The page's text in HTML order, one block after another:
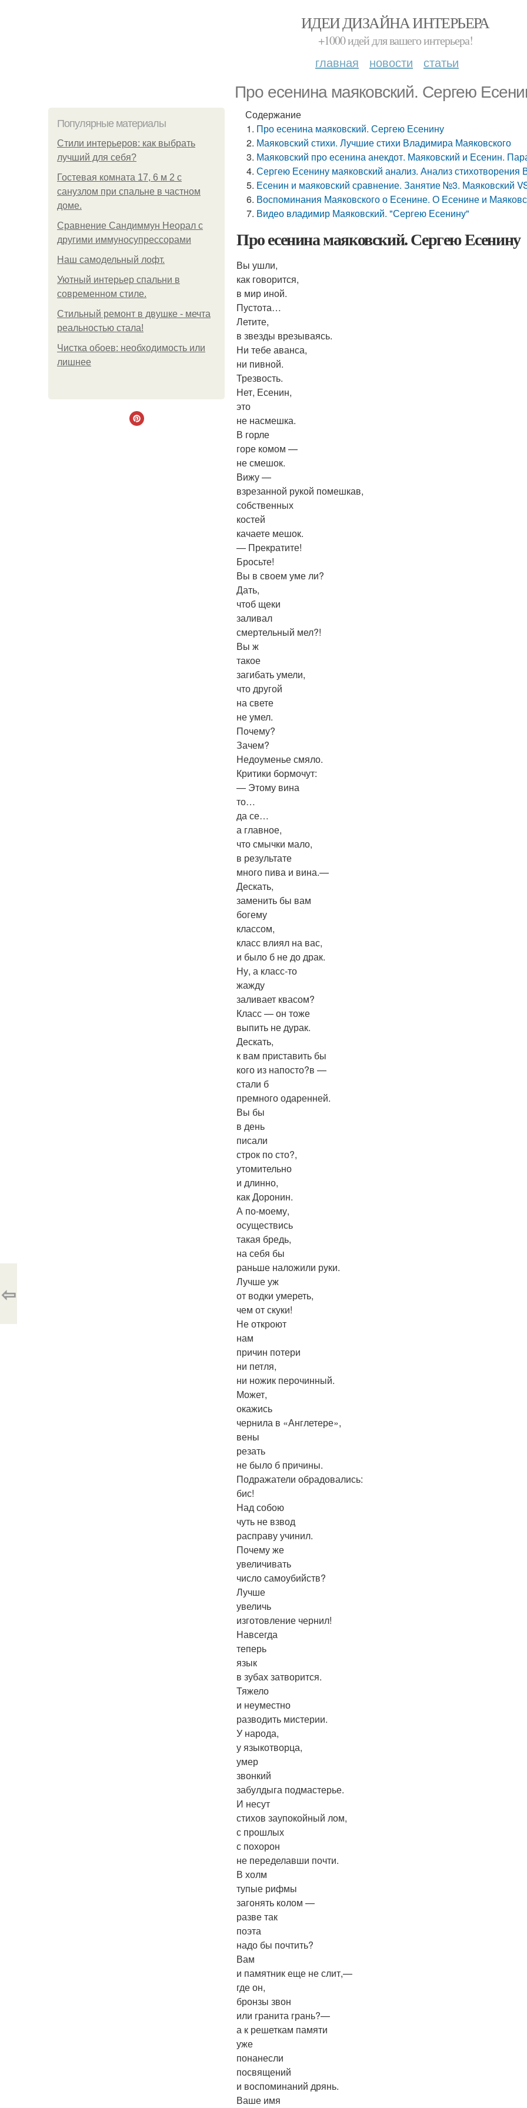
ИДЕИ ДИЗАЙНА ИНТЕРЬЕРА
+1000 идей для вашего интерьера!
главная новости статьи
Про есенина маяковский. Сергею
Популярные материалы
Стили интерьеров: как выбрать
лучший для себя?
Гостевая комната 17, 6 м 2 с
санузлом при спальне в частном
доме.
Сравнение Сандиммун Неорал с
другими иммуносупрессорами
Наш самодельный лофт.
Уютный интерьер спальни в
современном стиле.
Стильный ремонт в двушке - мечта
реальностью стала!
Чистка обоев: необходимость или
лишнее
Содержание
Про есенина маяковский. Сергею Есенину
Маяковский стихи. Лучшие стихи Владимира Маяковского
Маяковский про есенина анекдот. Маяковский и Есенин.
Сергею Есенину маяковский анализ. Анализ
Есенин и маяковский сравнение. Занятие №3. Маяковский
Воспоминания Маяковского о Есенине. О Есенине и
Видео владимир Маяковский. "Сергею Есенину"
Про есенина маяковский. Сергею Есенину
Вы ушли,
как говорится,
в мир иной.
Пустота…
Летите,
в звезды врезываясь.
Ни тебе аванса,
ни пивной.
Трезвость.
Нет, Есенин,
это
не насмешка.
В горле
горе комом —
не смешок.
Вижу —
взрезанной рукой помешкав,
собственных
костей
качаете мешок.
— Прекратите!
Бросьте!
Вы в своем уме ли?
Дать,
чтоб щеки
заливал
смертельный мел?!
Вы ж
такое
загибать умели,
что другой
на свете
не умел.
Почему?
Зачем?
Недоуменье смяло.
Критики бормочут:
— Этому вина
то…
да се…
а главное,
что смычки мало,
в результате
много пива и вина.—
Дескать,
заменить бы вам
богему
классом,
класс влиял на вас,
и было б не до драк.
Ну, а класс-то
жажду
заливает квасом?
Класс — он тоже
выпить не дурак.
Дескать,
к вам приставить бы
кого из напосто?в —
стали б
премного одаренней.
Вы бы
в день
писали
строк по сто?,
утомительно
и длинно,
как Доронин.
А по-моему,
осуществись
такая бредь,
на себя бы
раньше наложили руки.
Лучше уж
от водки умереть,
чем от скуки!
Не откроют
нам
причин потери
ни петля,
ни ножик перочинный.
Может,
окажись
чернила в «Англетере»,
вены
резать
не было б причины.
Подражатели обрадовались:
бис!
Над собою
чуть не взвод
расправу учинил.
Почему же
увеличивать
число самоубийств?
Лучше
увеличь
изготовление чернил!
Навсегда
теперь
язык
в зубах затворится.
Тяжело
и неуместно
разводить мистерии.
У народа,
у языкотворца,
умер
звонкий
забулдыга подмастерье.
И несут
стихов заупокойный лом,
с прошлых
с похорон
не переделавши почти.
В холм
тупые рифмы
загонять колом —
разве так
поэта
надо бы почтить?
Вам
и памятник еще не слит,—
где он,
бронзы звон
или гранита грань?—
а к решеткам памяти
уже
понанесли
посвящений
и воспоминаний дрянь.
Ваше имя
⇦